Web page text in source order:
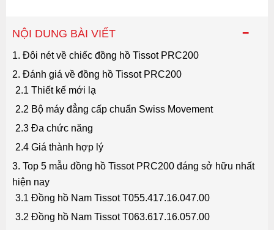
-
NỘI DUNG BÀI VIẾT
1. Đôi nét về chiếc đồng hồ Tissot PRC200
2. Đánh giá về đồng hồ Tissot PRC200
2.1 Thiết kế mới lạ
2.2 Bộ máy đẳng cấp chuẩn Swiss Movement
2.3 Đa chức năng
2.4 Giá thành hợp lý
3. Top 5 mẫu đồng hồ Tissot PRC200 đáng sở hữu nhất
hiện nay
3.1 Đồng hồ Nam Tissot T055.417.16.047.00
3.2 Đồng hồ Nam Tissot T063.617.16.057.00